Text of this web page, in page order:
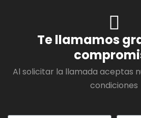
Te llamamos
Al solicitar la llamada aceptas
condiciones